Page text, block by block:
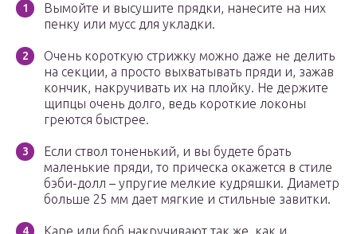
Вымойте и высушите прядки, нанесите на них
пенку или мусс для укладки.
Очень короткую стрижку можно даже не делить
на секции, а просто выхватывать пряди и, зажав
кончик, накручивать их на плойку. Не держите
щипцы очень долго, ведь короткие локоны
греются быстрее.
Если ствол тоненький, и вы будете брать
маленькие пряди, то прическа окажется в стиле
бэби-долл – упругие мелкие кудряшки. Диаметр
больше 25 мм дает мягкие и стильные завитки.
Каре или боб накручивают так же, как и